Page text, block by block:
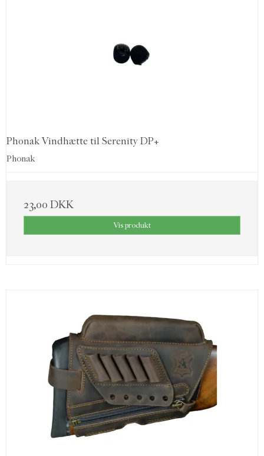
Phonak Vindhætte til Serenity DP+
Phonak
23,00 DKK
Vis produkt